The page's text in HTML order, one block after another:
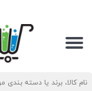
حساب کاربری من
تغییر گذر واژه
سفارشات